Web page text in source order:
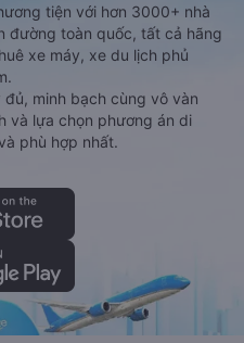
tiện với hơn 3000+ nhà
đường toàn quốc, tất cả hãng
xe máy, xe du lịch phủ
minh bạch cùng vô vàn
và lựa chọn phương án di
phù hợp nhất.